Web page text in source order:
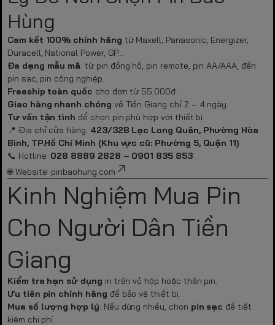
Hùng
Cam kết 100% chính hãng từ Maxell, Panasonic, Energizer,
Duracell, National Power, GP…
Đa dạng mẫu mã: từ pin đồng hồ, pin remote, pin AA/AAA, đến
pin sạc, pin công nghiệp.
Freeship toàn quốc cho đơn từ 55.000đ.
Giao hàng nhanh chóng về Tiền Giang chỉ 2 – 4 ngày.
Tư vấn tận tình để chọn pin phù hợp với thiết bị.
📍 Địa chỉ cửa hàng: 423/32B Lạc Long Quân, Phường Hòa
Bình, TP.Hồ Chí Minh (Khu vực cũ: Phường 5, Quận 11)
📞 Hotline: 028 8889 2828 – 0901 835 853
🌐 Website: pinbaohung.com
Kinh Nghiệm Mua Pin
Cho Người Dân Tiền
Giang
Kiểm tra hạn sử dụng in trên vỏ hộp hoặc thân pin.
Ưu tiên pin chính hãng để bảo vệ thiết bị.
Mua số lượng hợp lý: Nếu dùng nhiều, chọn pin sạc để tiết
kiệm chi phí.